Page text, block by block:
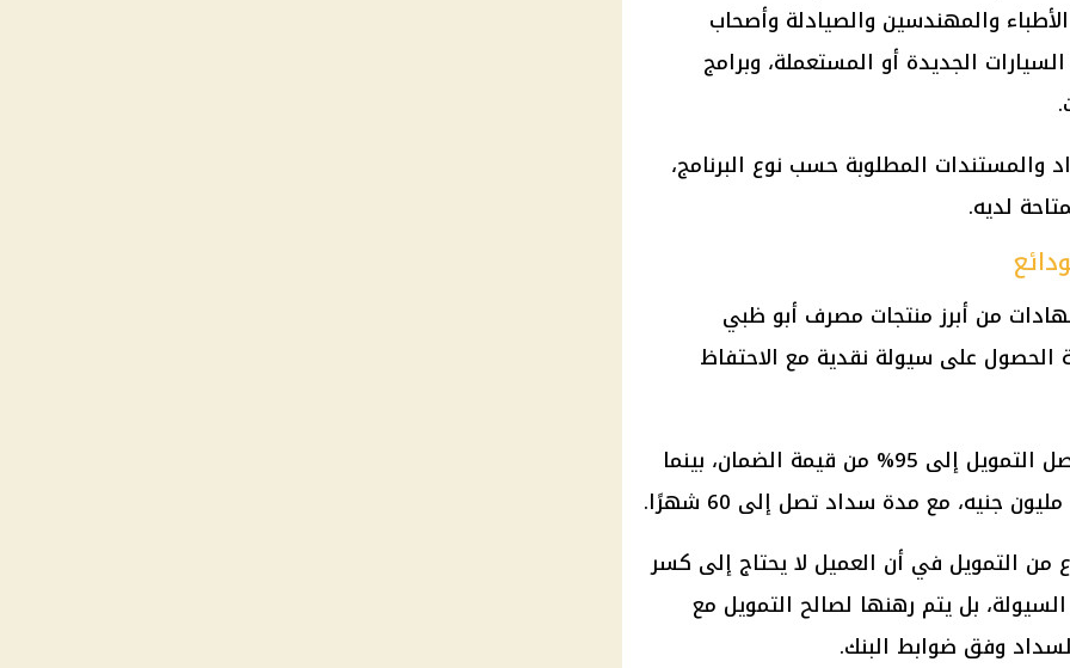
والمهندسين والصيادلة وأصحاب
الجديدة أو المستعملة، وبرامج
والمستندات المطلوبة حسب نوع البرنامج،
لديه.
من أبرز منتجات مصرف أبو ظبي
الحصول على سيولة نقدية مع الاحتفاظ
وبحسب تفاصيل المنتج، يمكن أن يصل التمويل إلى 95% من قيمة الضمان، بينما
من التمويل في أن العميل لا يحتاج إلى كسر
بل يتم رهنها لصالح التمويل مع
وفق ضوابط البنك.